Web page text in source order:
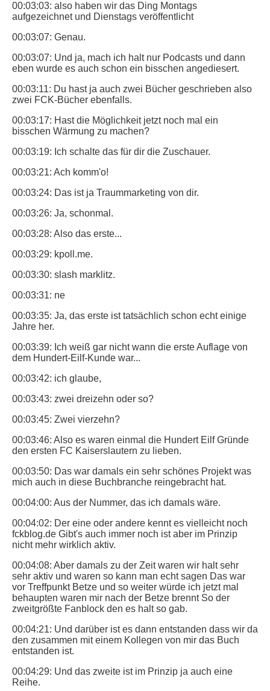
00:03:03: also haben wir das Ding Montags
aufgezeichnet und Dienstags veröffentlicht
00:03:07: Genau.
00:03:07: Und ja, mach ich halt nur Podcasts und dann
eben wurde es auch schon ein bisschen angediesert.
00:03:11: Du hast ja auch zwei Bücher geschrieben also
zwei FCK-Bücher ebenfalls.
00:03:17: Hast die Möglichkeit jetzt noch mal ein
bisschen Wärmung zu machen?
00:03:19: Ich schalte das für dir die Zuschauer.
00:03:21: Ach komm'o!
00:03:24: Das ist ja Traummarketing von dir.
00:03:26: Ja, schonmal.
00:03:28: Also das erste...
00:03:29: kpoll.me.
00:03:30: slash marklitz.
00:03:31: ne
00:03:35: Ja, das erste ist tatsächlich schon echt einige
Jahre her.
00:03:39: Ich weiß gar nicht wann die erste Auflage von
dem Hundert-Eilf-Kunde war...
00:03:42: ich glaube,
00:03:43: zwei dreizehn oder so?
00:03:45: Zwei vierzehn?
00:03:46: Also es waren einmal die Hundert Eilf Gründe
den ersten FC Kaiserslautern zu lieben.
00:03:50: Das war damals ein sehr schönes Projekt was
mich auch in diese Buchbranche reingebracht hat.
00:04:00: Aus der Nummer, das ich damals wäre.
00:04:02: Der eine oder andere kennt es vielleicht noch
fckblog.de Gibt's auch immer noch ist aber im Prinzip
nicht mehr wirklich aktiv.
00:04:08: Aber damals zu der Zeit waren wir halt sehr
sehr aktiv und waren so kann man echt sagen Das war
vor Treffpunkt Betze und so weiter würde ich jetzt mal
behaupten waren mir nach der Betze brennt So der
zweitgrößte Fanblock den es halt so gab.
00:04:21: Und darüber ist es dann entstanden dass wir da
den zusammen mit einem Kollegen von mir das Buch
entstanden ist.
00:04:29: Und das zweite ist im Prinzip ja auch eine
Reihe.